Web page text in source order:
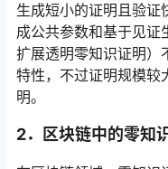
生成短小的证明且验证
成公共参数和基于见证
扩展透明零知识证明）
特性，不过证明规模较
明。
2． 区块链中的零知